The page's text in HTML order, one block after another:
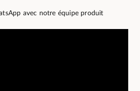
avec notre équipe produit